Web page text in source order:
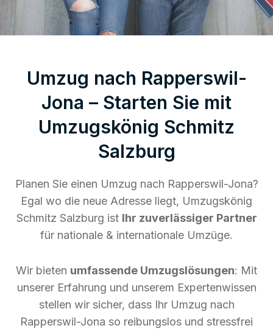
Umzug nach Rapperswil-
Jona – Starten Sie mit
Umzugskönig Schmitz
Salzburg
Planen Sie einen Umzug nach Rapperswil-Jona?
Egal wo die neue Adresse liegt, Umzugskönig
Schmitz Salzburg ist Ihr zuverlässiger Partner
für nationale & internationale Umzüge.
Wir bieten umfassende Umzugslösungen: Mit
unserer Erfahrung und unserem Expertenwissen
stellen wir sicher, dass Ihr Umzug nach
Rapperswil-Jona so reibungslos und stressfrei